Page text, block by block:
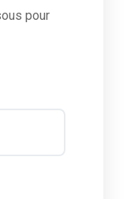
pour